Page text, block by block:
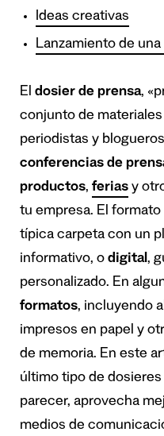
Ideas creativas
Lanzamiento de
El dosier de prensa,
conjunto de
periodistas y
conferencias de
productos, ferias y
tu empresa. El
típica carpeta con un
informativo, o digital,
personalizado. En
formatos, incluyendo
impresos en papel y
de memoria. En este
último tipo de
parecer, aprovecha
medios de